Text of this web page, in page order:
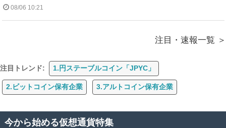
08/06 10:21
注目・速報一覧
注目トレンド: 1.円ステーブルコイン「JPYC」
2.ビットコイン保有企業 3.アルトコイン保有企業
今から始める仮想通貨特集